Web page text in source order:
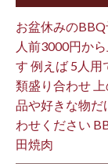
お盆休みの
人前3000円か
す 例えば 5人用
類盛り合わせ
品や好きな物だ
わせください
田焼肉